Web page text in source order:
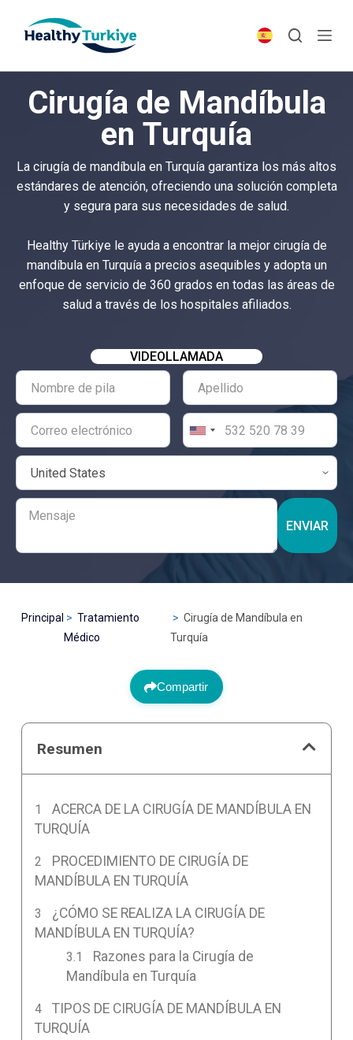
p
n
t
Cirugía de Mandíbula
en Turquía
La cirugía de mandíbula en Turquía garantiza los más altos
estándares de atención, ofreciendo una solución completa
y segura para sus necesidades de salud.
Healthy Türkiye le ayuda a encontrar la mejor cirugía de
mandíbula en Turquía a precios asequibles y adopta un
enfoque de servicio de 360 grados en todas las áreas de
salud a través de los hospitales afiliados.
VIDEOLLAMADA
ENVIAR
Principal
Tratamiento
Médico
Cirugía de Mandíbula en
Turquía
Compartir
Resumen
ACERCA DE LA CIRUGÍA DE MANDÍBULA EN
TURQUÍA
PROCEDIMIENTO DE CIRUGÍA DE
MANDÍBULA EN TURQUÍA
¿CÓMO SE REALIZA LA CIRUGÍA DE
MANDÍBULA EN TURQUÍA?
Razones para la Cirugía de
Mandíbula en Turquía
TIPOS DE CIRUGÍA DE MANDÍBULA EN
TURQUÍA